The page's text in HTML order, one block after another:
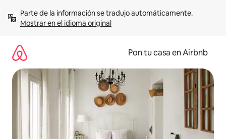
contenidoMostrar en el idioma original
Pon tu casa en Airbnb